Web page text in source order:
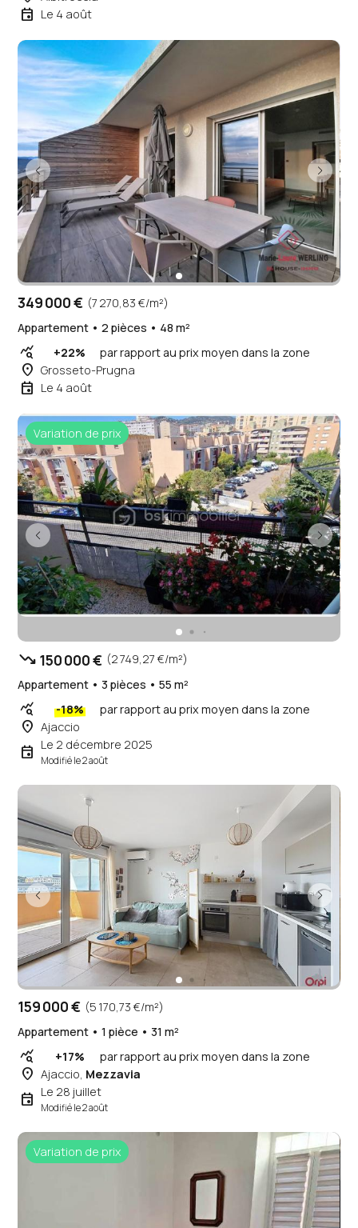
event Le 4 août
349 000 € (7 270,83 €/m²)
Appartement • 2 pièces • 48 m²
query_stats +22% par rapport au prix moyen dans la zone
place Grosseto-Prugna
event Le 4 août
Variation de prix
trending_down 150 000 € (2 749,27 €/m²)
Appartement • 3 pièces • 55 m²
query_stats -18% par rapport au prix moyen dans la zone
place Ajaccio
event Le 2 décembre 2025
Modifié le 2 août
159 000 € (5 170,73 €/m²)
Appartement • 1 pièce • 31 m²
query_stats +17% par rapport au prix moyen dans la zone
place Ajaccio, Mezzavia
event Le 28 juillet
Modifié le 2 août
Variation de prix